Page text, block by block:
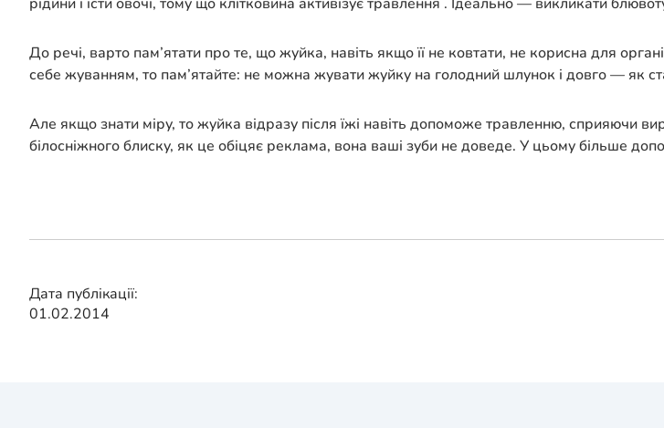
До речі, варто пам’ятати про те, що жуйка, навіть якщо її не ковтати, не корисна для
себе жуванням, то пам’ятайте: не можна жувати жуйку на голодний шлунок і довго — як
Але якщо знати міру, то жуйка відразу після їжі навіть допоможе травленню, сприяючи
білосніжного блиску, як це обіцяє реклама, вона ваші зуби не доведе. У цьому більше
Дата публікації:
01.02.2014